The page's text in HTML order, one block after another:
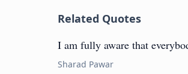
Related Quotes
I am fully aware that
Sharad Pawar